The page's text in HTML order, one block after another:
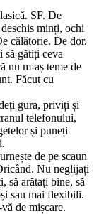
SF. De
minți, ochi
călătorie. De dor.
să gătiți ceva
nu m-aș teme de
Făcut cu
gura, priviți și
telefonului,
și puneți
de pe scaun
Nu neglijați
să arătați bine, să
sau mai flexibili.
de mișcare.